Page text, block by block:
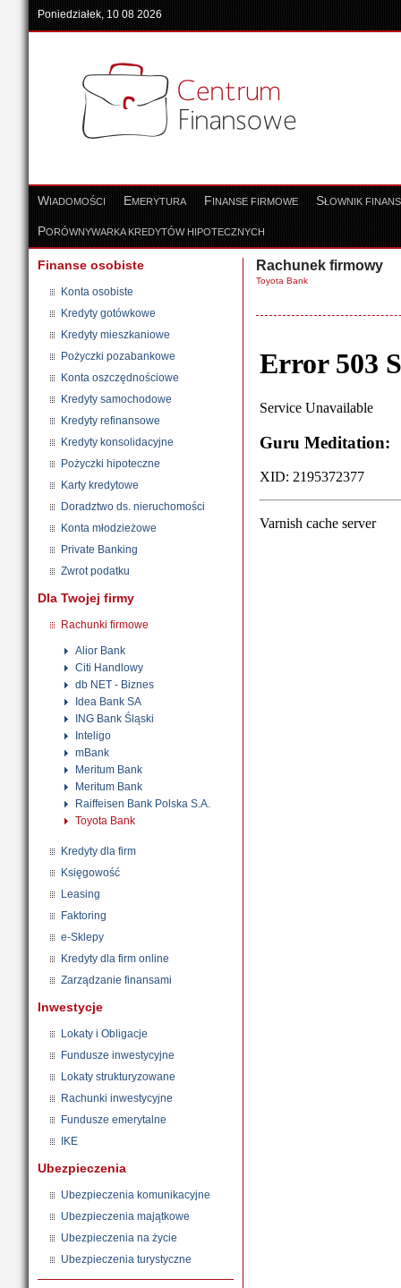
Poniedziałek, 10 08 2026
WIADOMOŚCI EMERYTURA FINANSE FIRMOWE SŁOWNIK
PORÓWNYWARKA KREDYTÓW HIPOTECZNYCH
Finanse osobiste
Konta osobiste
Kredyty gotówkowe
Kredyty mieszkaniowe
Pożyczki pozabankowe
Konta oszczędnościowe
Kredyty samochodowe
Kredyty refinansowe
Kredyty konsolidacyjne
Pożyczki hipoteczne
Karty kredytowe
Doradztwo ds. nieruchomości
Konta młodzieżowe
Private Banking
Zwrot podatku
Dla Twojej firmy
Rachunki firmowe
Alior Bank
Citi Handlowy
db NET - Biznes
Idea Bank SA
ING Bank Śląski
Inteligo
mBank
Meritum Bank
Meritum Bank
Raiffeisen Bank Polska S.A.
Toyota Bank
Kredyty dla firm
Księgowość
Leasing
Faktoring
e-Sklepy
Kredyty dla firm online
Zarządzanie finansami
Inwestycje
Lokaty i Obligacje
Fundusze inwestycyjne
Lokaty strukturyzowane
Rachunki inwestycyjne
Fundusze emerytalne
IKE
Ubezpieczenia
Ubezpieczenia komunikacyjne
Ubezpieczenia majątkowe
Ubezpieczenia na życie
Ubezpieczenia turystyczne
Rachunek firmowy
Toyota Bank